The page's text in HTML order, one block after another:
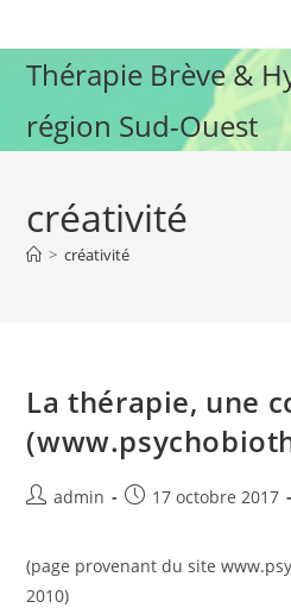
to
contentThérapie Brève &
région Sud-Ouest
créativité
> créativité
La thérapie, une
Auteur/autrice
publication :
admin
Publication
17 octobre 2017
(page provenant du site
2010)